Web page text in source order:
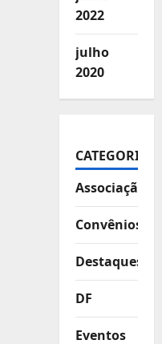
2022
julho
2020
CATEGORIAS
Associação
Convênios
Destaques
DF
Eventos